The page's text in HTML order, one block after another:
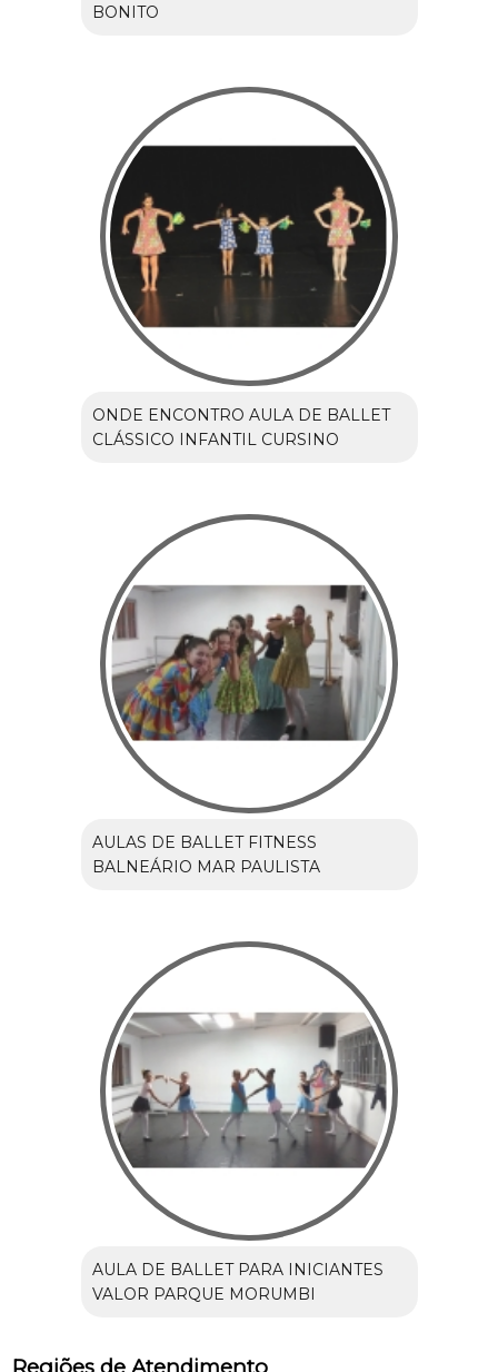
BONITO
ONDE ENCONTRO AULA DE BALLET
CLÁSSICO INFANTIL CURSINO
AULAS DE BALLET FITNESS
BALNEÁRIO MAR PAULISTA
AULA DE BALLET PARA INICIANTES
VALOR PARQUE MORUMBI
Regiões de Atendimento